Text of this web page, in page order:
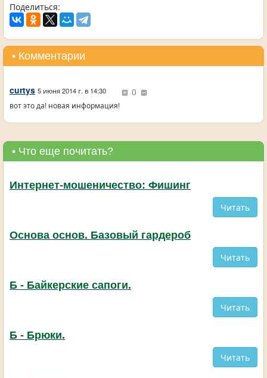
Поделиться:
• Комментарии
curtys 5 июня 2014 г. в 14:30 0
вот это да! новая информация!
• Что еще почитать?
Интернет-мошеничество: Фишинг
Читать
Основа основ. Базовый гардероб
Читать
Б - Байкерские сапоги.
Читать
Б - Брюки.
Читать